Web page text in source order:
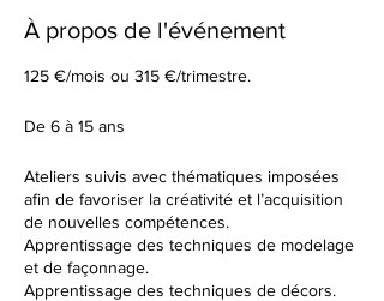
À propos de l'événement
125 €/mois ou 315 €/trimestre.
De 6 à 15 ans
Ateliers suivis avec thématiques imposées
afin de favoriser la créativité et l’acquisition
de nouvelles compétences.
Apprentissage des techniques de modelage
et de façonnage.
Apprentissage des techniques de décors.